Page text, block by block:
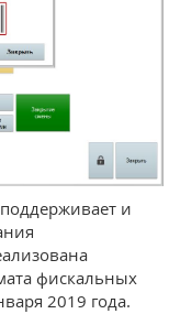
и
фискальных
2019 года.